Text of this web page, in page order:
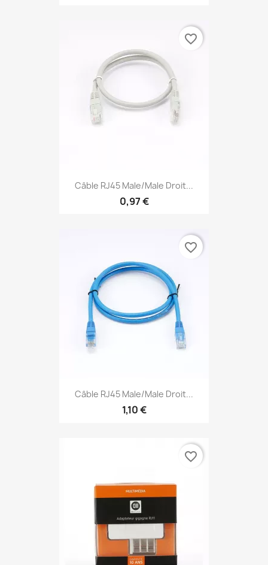
Câble RJ45 Male/Male Droit...
0,97 €
favorite_border
Câble RJ45 Male/Male Droit...
1,10 €
favorite_border
favorite_border